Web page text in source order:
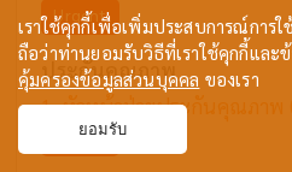
Urgent
ประกันคุณภาพ
หัวหน้าฝ่ายประกันคุณภาพ
Urgent
เราใช้คุกกี้เพื่อเพิ่มประสบการณ์การ
ถือว่าท่านยอมรับวิธีที่เราใช้คุกกี้แล
คุ้มครองข้อมูลส่วนบุคคล ของเรา
ยอมรับ